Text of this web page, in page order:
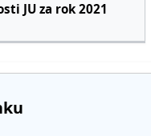
JU za rok 2021